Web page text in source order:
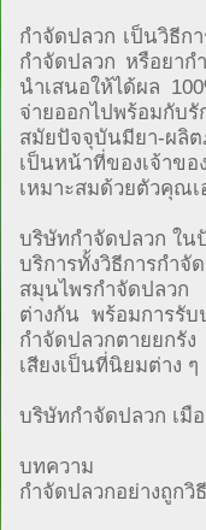
กำจัดปลวก เป็นวิธีก
กำจัดปลวก หรือยาก
นำเสนอให้ได้ผล
จ่ายออกไปพร้อมกับ
สมัยปัจจุบันมียา-ผลิ
เป็นหน้าที่ของเจ้าข
เหมาะสมด้วยตัวคุณเ
บริษัทกำจัดปลวก ใน
บริการทั้งวิธีการกำ
สมุนไพรกำจัดปลวก
ต่างกัน พร้อมการรั
กำจัดปลวกตายยกรั
เสียงเป็นที่นิยมต่าง ๆ
บริษัทกำจัดปลวก เมื
บทความ
กำจัดปลวกอย่างถูก